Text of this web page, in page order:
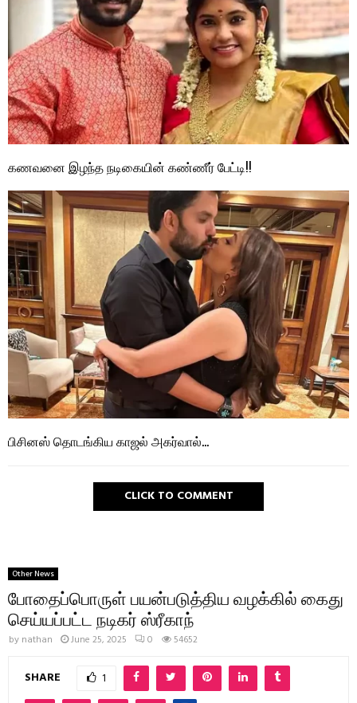
கணவனை இழந்த நடிகையின் கண்ணீர் பேட்டி!!
பிசினஸ் தொடங்கிய காஜல் அகர்வால்…
CLICK TO COMMENT
Other News
போதைப்பொருள் பயன்படுத்திய வழக்கில் கைது
செய்யப்பட்ட நடிகர் ஸ்ரீகாந்
by nathan June 25, 2025 0 54652
SHARE 1